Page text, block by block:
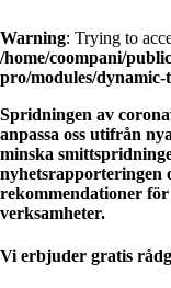
Warning: Trying to
/home/coompani/
pro/modules/dynamic-
Spridningen av
anpassa oss utifrån
minska
nyhetsrapporteringen
rekommendationer
verksamheter.
Vi erbjuder gratis